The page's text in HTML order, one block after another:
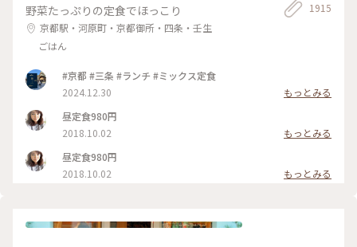
野菜たっぷりの定食でほっこり
京都駅・河原町・京都御所・四条・壬生
ごはん
1915
#京都 #三条 #ランチ #ミックス定食
2024.12.30
もっとみる
昼定食980円
2018.10.02
もっとみる
昼定食980円
2018.10.02
もっとみる